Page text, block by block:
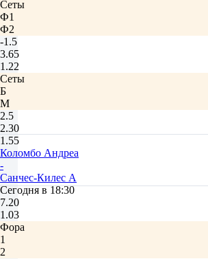
Сеты
Ф1
Ф2
-1.5
3.65
1.22
Сеты
Б
М
2.5
2.30
1.55
Коломбо Андреа
-
Санчес-Килес А
Сегодня в 18:30
7.20
1.03
Фора
1
2